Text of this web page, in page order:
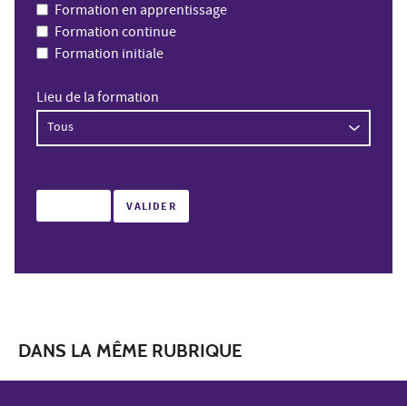
Formation en apprentissage
Formation continue
Formation initiale
Lieu de la formation
DANS LA MÊME RUBRIQUE